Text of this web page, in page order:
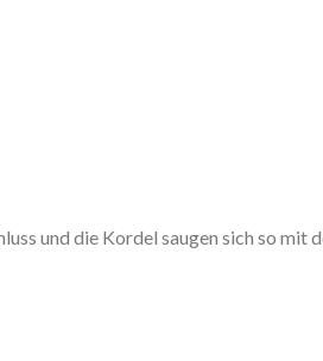
und die Kordel saugen sich so mit